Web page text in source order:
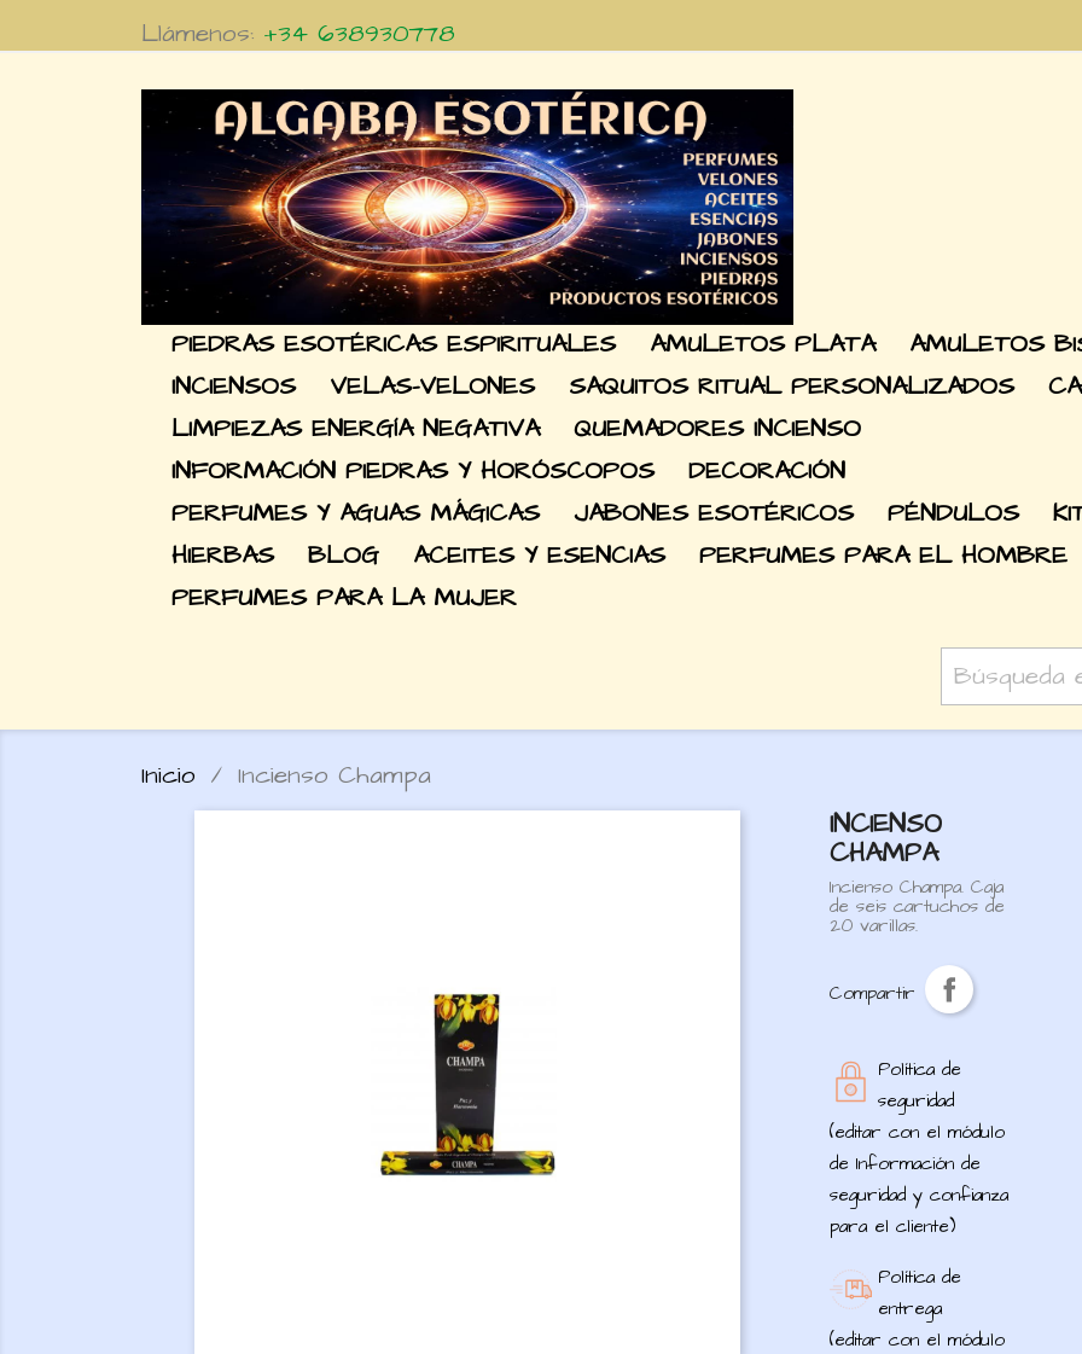
Llámenos: +34 638930778
PIEDRAS ESOTÉRICAS ESPIRITUALES AMULETOS PLATA
AMULETOS
INCIENSOS
VELAS-VELONES SAQUITOS RITUAL PERSONALIZADOS
LIMPIEZAS ENERGÍA NEGATIVA
QUEMADORES INCIENSO
INFORMACIÓN PIEDRAS Y HORÓSCOPOS
DECORACIÓN
PERFUMES Y AGUAS MÁGICAS
JABONES ESOTÉRICOS PÉNDULOS
HIERBAS
BLOG ACEITES Y ESENCIAS
PERFUMES PARA EL HOMBRE
PERFUMES PARA LA MUJER
Inicio Incienso Champa
INCIENSO
CHAMPA
Incienso Champa. Caja
de seis cartuchos de
20 varillas.
Compartir
Política de
seguridad
(editar con el módulo
de Información de
seguridad y confianza
para el cliente)
Política de
entrega
(editar con el módulo